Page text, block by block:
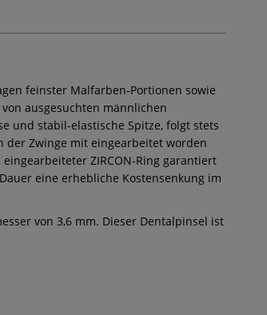
feinster Malfarben-Portionen sowie
von ausgesuchten männlichen
und stabil-elastische Spitze, folgt stets
der Zwinge mit eingearbeitet worden
ZIRCON-Ring garantiert
eine erhebliche Kostensenkung im
von 3,6 mm. Dieser Dentalpinsel ist